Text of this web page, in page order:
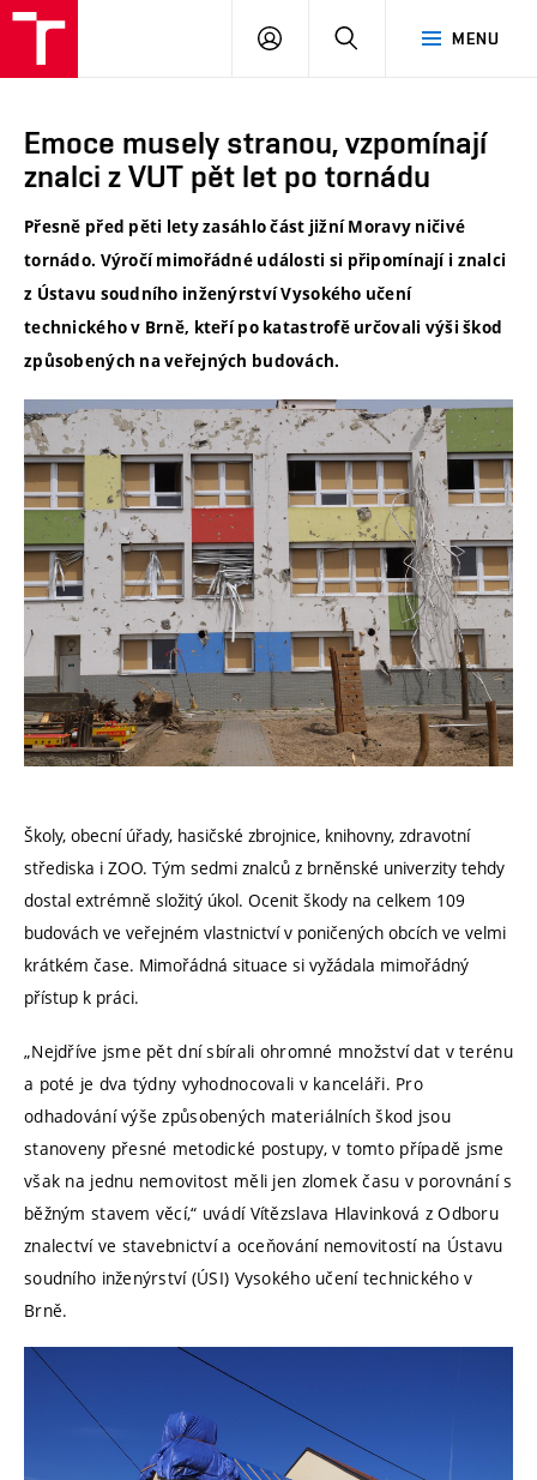
MENU
PŘIHLÁSIT
Emoce musely stranou, vzpomínají
znalci z VUT pět let po tornádu
Přesně před pěti lety zasáhlo část jižní Moravy ničivé
tornádo. Výročí mimořádné události si připomínají i znalci
z Ústavu soudního inženýrství Vysokého učení
technického v Brně, kteří po katastrofě určovali výši škod
způsobených na veřejných budovách.
Školy, obecní úřady, hasičské zbrojnice, knihovny, zdravotní
střediska i ZOO. Tým sedmi znalců z brněnské univerzity tehdy
dostal extrémně složitý úkol. Ocenit škody na celkem 109
budovách ve veřejném vlastnictví v poničených obcích ve velmi
krátkém čase. Mimořádná situace si vyžádala mimořádný
přístup k práci.
„Nejdříve jsme pět dní sbírali ohromné množství dat v terénu
a poté je dva týdny vyhodnocovali v kanceláři. Pro
odhadování výše způsobených materiálních škod jsou
stanoveny přesné metodické postupy, v tomto případě jsme
však na jednu nemovitost měli jen zlomek času v porovnání s
běžným stavem věcí,“ uvádí Vítězslava Hlavinková z Odboru
znalectví ve stavebnictví a oceňování nemovitostí na Ústavu
soudního inženýrství (ÚSI) Vysokého učení technického v
Brně.